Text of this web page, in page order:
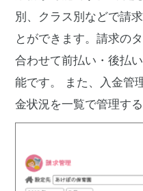
別、クラス別などで請
とができます。請求の
合わせて前払い・後払
能です。 また、入金管
金状況を一覧で管理す